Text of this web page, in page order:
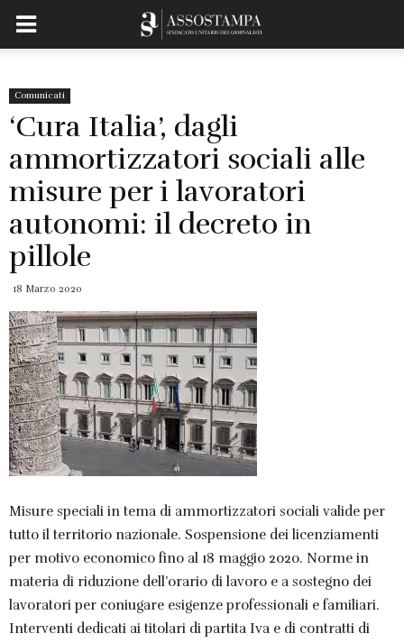
Comunicati
‘Cura Italia’, dagli
ammortizzatori sociali alle
misure per i lavoratori
autonomi: il decreto in
pillole
18 Marzo 2020
Misure speciali in tema di ammortizzatori sociali valide per
tutto il territorio nazionale. Sospensione dei licenziamenti
per motivo economico fino al 18 maggio 2020. Norme in
materia di riduzione dell’orario di lavoro e a sostegno dei
lavoratori per coniugare esigenze professionali e familiari.
Interventi dedicati ai titolari di partita Iva e di contratti di